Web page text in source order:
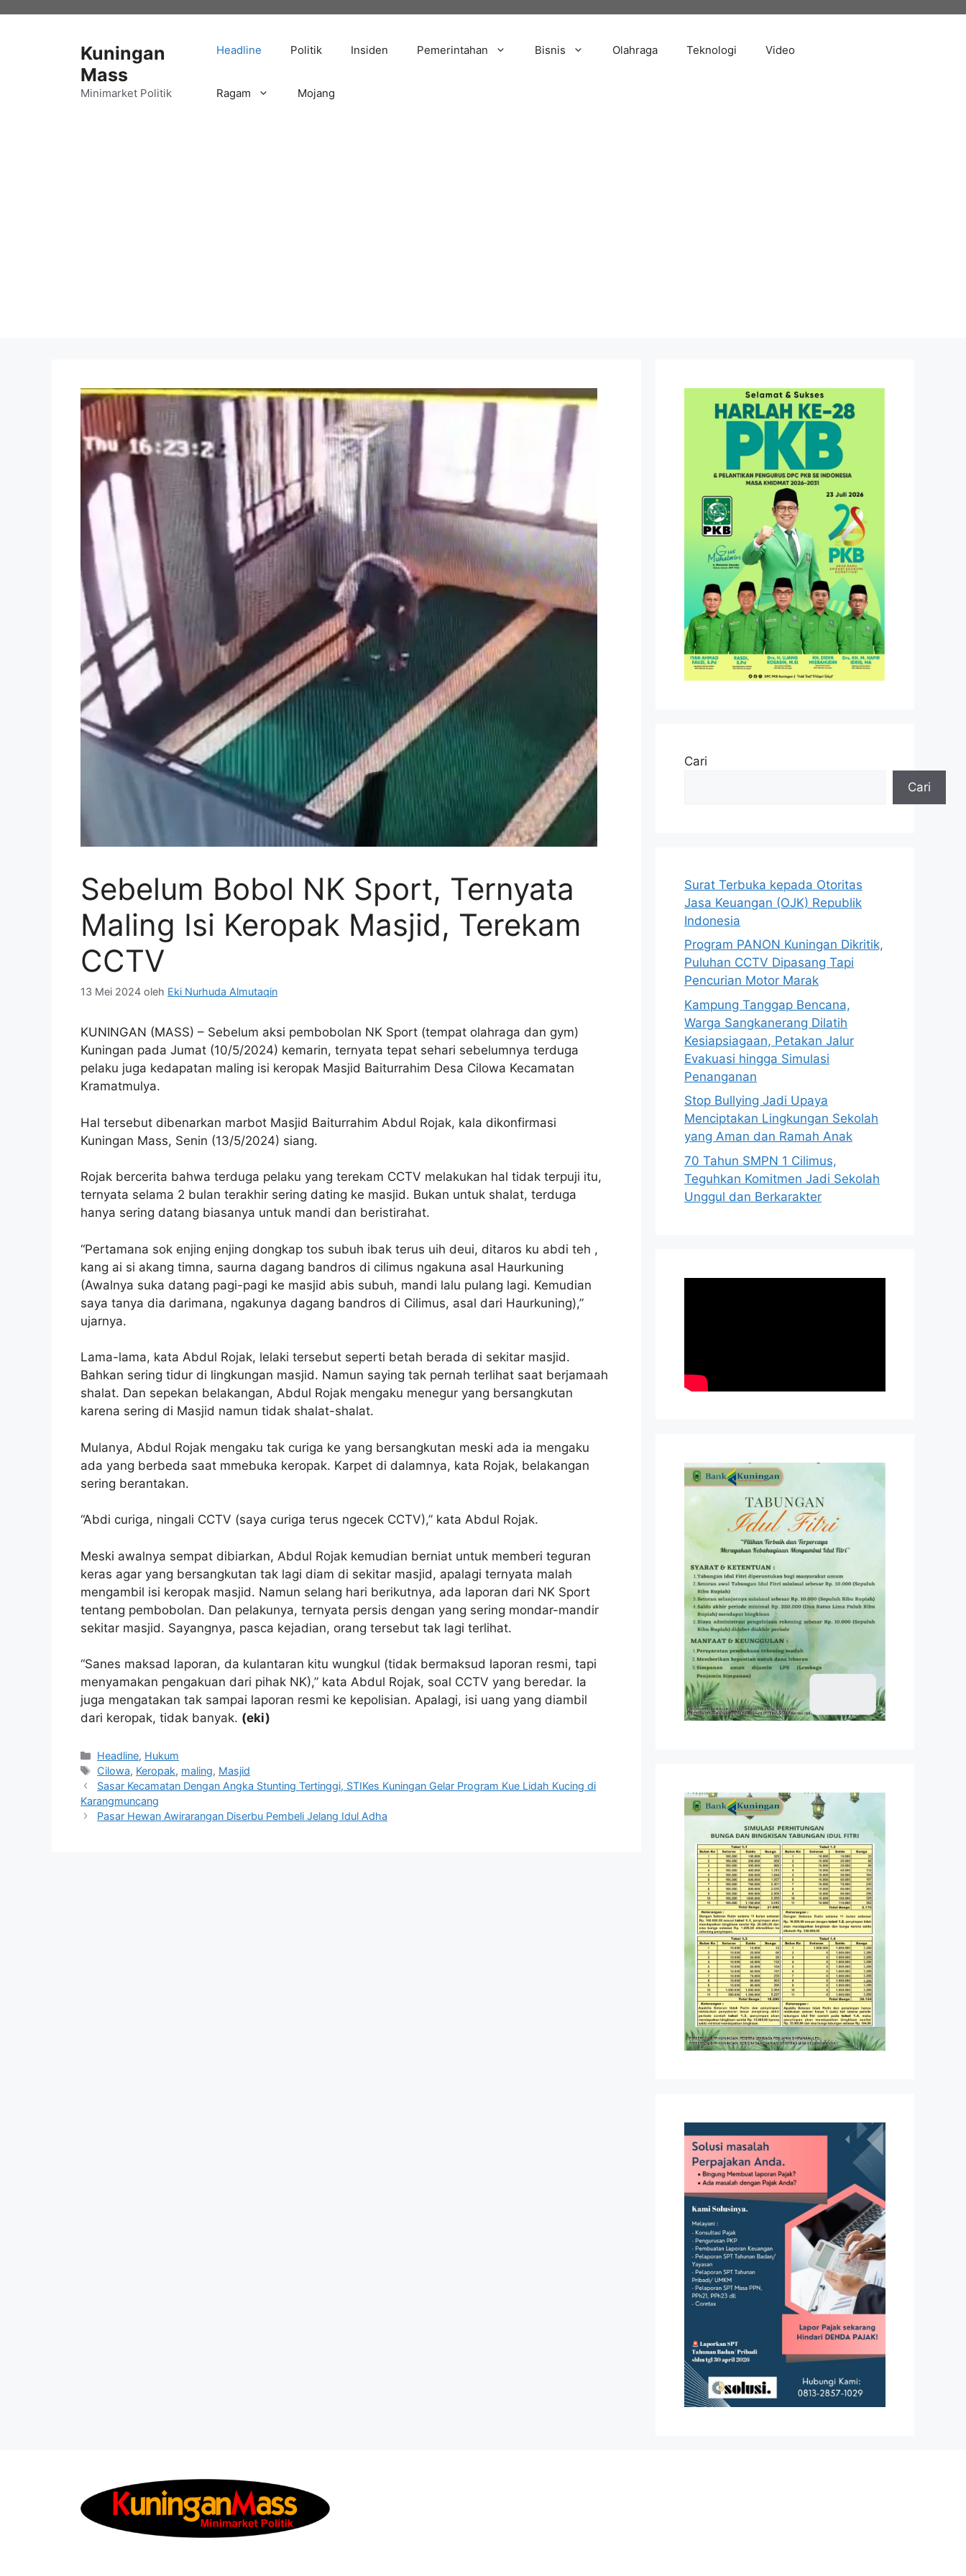
Kuningan
Mass
Minimarket Politik
Headline Politik Insiden Pemerintahan Bisnis Olahraga Teknologi Video
Ragam Mojang
Sebelum Bobol NK Sport, Ternyata
Maling Isi Keropak Masjid, Terekam
CCTV
13 Mei 2024 oleh Eki Nurhuda Almutaqin
KUNINGAN (MASS) – Sebelum aksi pembobolan NK Sport (tempat olahraga dan gym)
Kuningan pada Jumat (10/5/2024) kemarin, ternyata tepat sehari sebelumnya terduga
pelaku juga kedapatan maling isi keropak Masjid Baiturrahim Desa Cilowa Kecamatan
Kramatmulya.
Hal tersebut dibenarkan marbot Masjid Baiturrahim Abdul Rojak, kala dikonfirmasi
Kuningan Mass, Senin (13/5/2024) siang.
Rojak bercerita bahwa terduga pelaku yang terekam CCTV melakukan hal tidak terpuji itu,
ternyata selama 2 bulan terakhir sering dating ke masjid. Bukan untuk shalat, terduga
hanya sering datang biasanya untuk mandi dan beristirahat.
“Pertamana sok enjing enjing dongkap tos subuh ibak terus uih deui, ditaros ku abdi teh ,
kang ai si akang timna, saurna dagang bandros di cilimus ngakuna asal Haurkuning
(Awalnya suka datang pagi-pagi ke masjid abis subuh, mandi lalu pulang lagi. Kemudian
saya tanya dia darimana, ngakunya dagang bandros di Cilimus, asal dari Haurkuning),”
ujarnya.
Lama-lama, kata Abdul Rojak, lelaki tersebut seperti betah berada di sekitar masjid.
Bahkan sering tidur di lingkungan masjid. Namun saying tak pernah terlihat saat berjamaah
shalat. Dan sepekan belakangan, Abdul Rojak mengaku menegur yang bersangkutan
karena sering di Masjid namun tidak shalat-shalat.
Mulanya, Abdul Rojak mengaku tak curiga ke yang bersangkutan meski ada ia mengaku
ada yang berbeda saat mmebuka keropak. Karpet di dalamnya, kata Rojak, belakangan
sering berantakan.
“Abdi curiga, ningali CCTV (saya curiga terus ngecek CCTV),” kata Abdul Rojak.
Meski awalnya sempat dibiarkan, Abdul Rojak kemudian berniat untuk memberi teguran
keras agar yang bersangkutan tak lagi diam di sekitar masjid, apalagi ternyata malah
mengambil isi keropak masjid. Namun selang hari berikutnya, ada laporan dari NK Sport
tentang pembobolan. Dan pelakunya, ternyata persis dengan yang sering mondar-mandir
sekitar masjid. Sayangnya, pasca kejadian, orang tersebut tak lagi terlihat.
“Sanes maksad laporan, da kulantaran kitu wungkul (tidak bermaksud laporan resmi, tapi
menyamakan pengakuan dari pihak NK),” kata Abdul Rojak, soal CCTV yang beredar. Ia
juga mengatakan tak sampai laporan resmi ke kepolisian. Apalagi, isi uang yang diambil
dari keropak, tidak banyak. (eki)
Kategori
Headline, Hukum
Tag
Cilowa, Keropak, maling, Masjid
Sasar Kecamatan Dengan Angka Stunting Tertinggi, STIKes Kuningan Gelar Program Kue Lidah Kucing di
Karangmuncang
Pasar Hewan Awirarangan Diserbu Pembeli Jelang Idul Adha
Cari
Cari
Surat Terbuka kepada Otoritas
Jasa Keuangan (OJK) Republik
Indonesia
Program PANON Kuningan Dikritik,
Puluhan CCTV Dipasang Tapi
Pencurian Motor Marak
Kampung Tanggap Bencana,
Warga Sangkanerang Dilatih
Kesiapsiagaan, Petakan Jalur
Evakuasi hingga Simulasi
Penanganan
Stop Bullying Jadi Upaya
Menciptakan Lingkungan Sekolah
yang Aman dan Ramah Anak
70 Tahun SMPN 1 Cilimus,
Teguhkan Komitmen Jadi Sekolah
Unggul dan Berkarakter